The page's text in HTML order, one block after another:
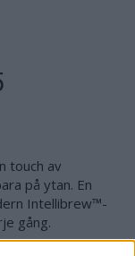
touch av
på ytan. En
Intellibrew™-
gång.